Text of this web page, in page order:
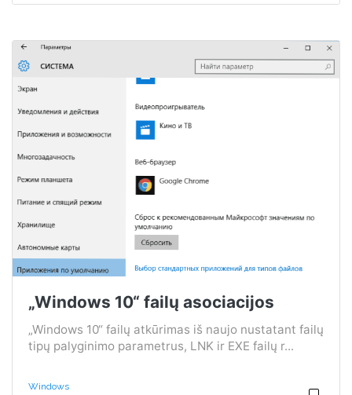
„Windows 10“ failų asociacijos
„Windows 10“ failų atkūrimas iš naujo nustatant failų
tipų palyginimo parametrus, LNK ir EXE failų r...
Windows